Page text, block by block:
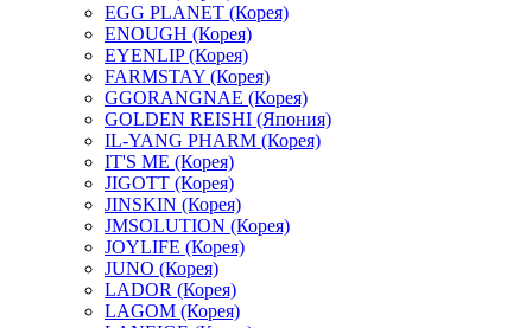
EGG PLANET (Корея)
ENOUGH (Корея)
EYENLIP (Корея)
FARMSTAY (Корея)
GGORANGNAE (Корея)
GOLDEN REISHI (Япония)
IL-YANG PHARM (Корея)
IT'S ME (Корея)
JIGOTT (Корея)
JINSKIN (Корея)
JMSOLUTION (Корея)
JOYLIFE (Корея)
JUNO (Корея)
LADOR (Корея)
LAGOM (Корея)